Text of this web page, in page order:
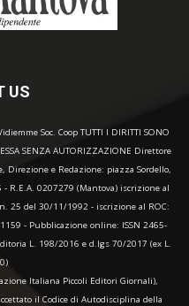
US
Soc. Coop TUTTI I DIRITTI SONO
SENZA AUTORIZZAZIONE Direttore
Direzione e Redazione: piazza Sordello,
- R.E.A. 0207279 (Mantova) iscrizione al
25 del 30/11/1992 - iscrizione al ROC:
- Pubblicazione online: ISSN 2465-
L. 198/2016 e d.lgs 70/2017 (ex L.
Italiana Piccoli Editori Giornali),
il Codice di Autodisciplina della